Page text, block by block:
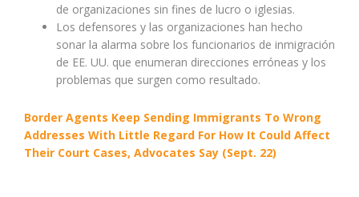
de organizaciones sin fines de lucro o iglesias.
Los defensores y las organizaciones han hecho
sonar la alarma sobre los funcionarios de inmigración
de EE. UU. que enumeran direcciones erróneas y los
problemas que surgen como resultado.
Border Agents Keep Sending Immigrants To Wrong
Addresses With Little Regard For How It Could Affect
Their Court Cases, Advocates Say (Sept. 22)